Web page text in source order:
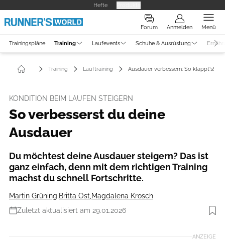
Hefte
Forum Anmelden Menü
Trainingspläne Training Laufevents Schuhe & Ausrüstung
Training Lauftraining Ausdauer verbessern: So klappt's!
KONDITION BEIM LAUFEN STEIGERN
So verbesserst du deine
Ausdauer
Du möchtest deine Ausdauer steigern? Das ist
ganz einfach, denn mit dem richtigen Training
machst du schnell Fortschritte.
Martin Grüning Britta Ost Magdalena Krosch
Zuletzt aktualisiert am 29.01.2026
Foto: Getty Images
ANZEIGE